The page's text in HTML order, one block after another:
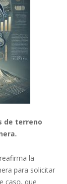
de terreno
la
para solicitar
caso, que